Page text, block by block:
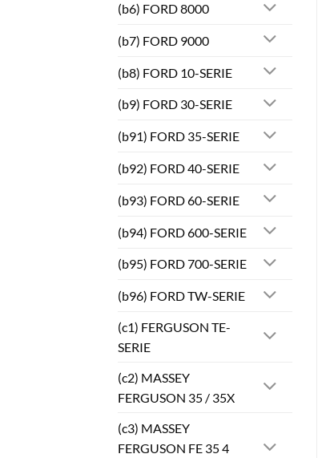
(b6) FORD 8000
(b7) FORD 9000
(b8) FORD 10-SERIE
(b9) FORD 30-SERIE
(b91) FORD 35-SERIE
(b92) FORD 40-SERIE
(b93) FORD 60-SERIE
(b94) FORD 600-SERIE
(b95) FORD 700-SERIE
(b96) FORD TW-SERIE
(c1) FERGUSON TE-
SERIE
(c2) MASSEY
FERGUSON 35 / 35X
(c3) MASSEY
FERGUSON FE 35 4